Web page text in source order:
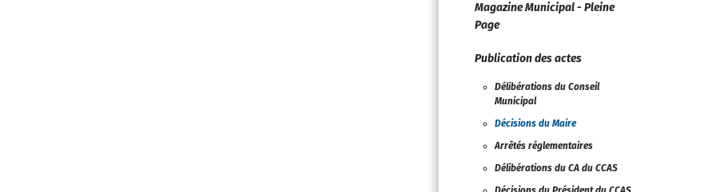
Magazine Municipal - Pleine
Page
Publication des actes
Délibérations du Conseil
Municipal
Décisions du Maire
Arrêtés réglementaires
Délibérations du CA du CCAS